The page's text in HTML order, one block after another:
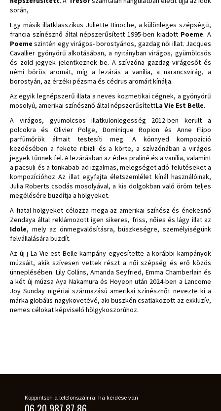
során,
Egy másik illatklasszikus Juliette Binoche, a különleges szépségű,
francia színésznő által népszerűsített 1995-ben kiadott Poeme. A
Poemeszintén egy virágos- borostyános, gazdag női illat. Jacques
Cavallier gyönyörű alkotásában, a nyitányban virágos, gyümölcsös
és zöld jegyek jelentkeznek be. A szívzóna gazdag virágesőt és
némi bőrös aromát, míg a lezárás a vanília, a narancsvirág, a
borostyán, az érzéki pézsma és cédrus aromáit kínálja.
Az egyik legnépszerű illata a neves kozmetikai cégnek, a gyönyörű
mosolyú, amerikai színésznő által népszerűsítettLa Vie Est Belle.
A virágos, gyümölcsös illatkülönlegesség 2012-ben került a
polcokra és Olivier Polge, Dominique Ropion és Anne Flipo
parfümőrök álmait testesíti meg. A könnyed kompozíció
kezdésében a fekete ribizli és a körte, a szívzónában a virágos
jegyek tűnnek fel. A lezárásban az édes praliné és a vanília, valamint
a pacsuli és a tonkabab ad izgalmas, melegséget adó felütéseket a
kompozícióhoz Az illat egyfajta életszemlélet kínál használóinak,
Julia Roberts csodás mosolyával, a kis dolgokban való öröm teljes
megélésére buzdítja a hölgyeket.
A fiatal hölgyeket célozza mega az amerikai színész és énekesnő
Zendaya által reklámozott igen sikeres, friss, nőies és lágy illat az
Idole, mely az önmegvalósításra, büszkeségre, személyiségünk
felvállalására buzdít.
Az új j La Vie est Belle kampány egyesítette a korábbi kampányok
múzsáit, akik szívesen vettek részt a női szépség és erő közös
ünneplésében. Lily Collins, Amanda Seyfried, Emma Chamberlain és
a két új múzsa Aya Nakamura és Hoyeon után 2024-ben a Lancome
Joy Sunday nigériai származású amerikai színésznőt nevezte ki a
márka globális nagykövetévé, aki büszkén csatlakozott az exkluzív,
nemes célokat képviselő hölgykoszorúhoz.
Koppintson a telefonszámra, ha kérdése van